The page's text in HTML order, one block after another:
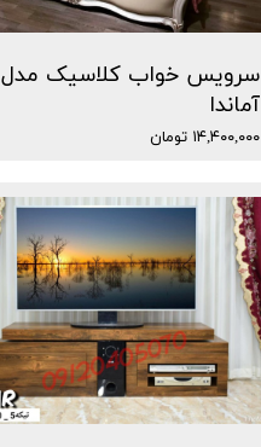
سرویس خواب کلاسیک مدل
آماندا
۱۴,۴۰۰,۰۰۰ تومان